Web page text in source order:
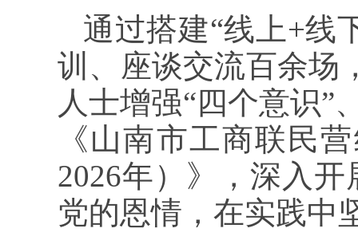
通过搭建“线上+线
训、座谈交流百余场
人士增强“四个意识”
《山南市工商联民
2026年）》，深入
党的恩情，在实践中